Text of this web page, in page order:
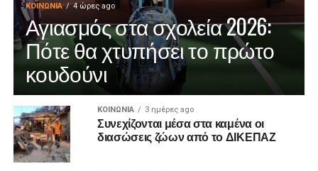
ΚΟΙΝΩΝΊΑ 4 ώρες ago
Αγιασμός στα σχολεία 2026:
Πότε θα χτυπήσει το πρώτο
κουδούνι
ΚΟΙΝΩΝΊΑ 3 ημέρες ago
Συνεχίζονται μέσα στα καμένα οι
διασώσεις ζώων από το ΔΙΚΕΠΑΖ